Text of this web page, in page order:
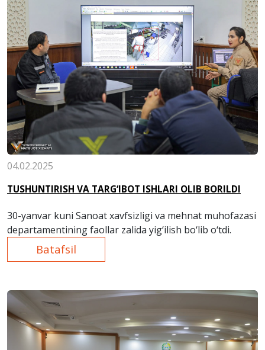
04.02.2025
TUSHUNTIRISH VA TARG‘IBOT ISHLARI OLIB BORILDI
30-yanvar kuni Sanoat xavfsizligi va mehnat muhofazasi
departamentining faollar zalida yig‘ilish bo‘lib o‘tdi.
Batafsil